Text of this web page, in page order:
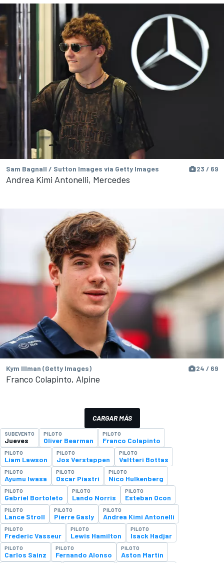
Sam Bagnall / Sutton Images via Getty Images 23 / 69
Andrea Kimi Antonelli, Mercedes
Kym Illman (Getty Images) 24 / 69
Franco Colapinto, Alpine
CARGAR MÁS
SUBEVENTO
Jueves
PILOTO
Oliver Bearman
PILOTO
Franco Colapinto
PILOTO
Liam Lawson
PILOTO
Jos Verstappen
PILOTO
Valtteri Bottas
PILOTO
Ayumu Iwasa
PILOTO
Oscar Piastri
PILOTO
Nico Hulkenberg
PILOTO
Gabriel Bortoleto
PILOTO
Lando Norris
PILOTO
Esteban Ocon
PILOTO
Lance Stroll
PILOTO
Pierre Gasly
PILOTO
Andrea Kimi Antonelli
PILOTO
Frederic Vasseur
PILOTO
Lewis Hamilton
PILOTO
Isack Hadjar
PILOTO
Carlos Sainz
PILOTO
Fernando Alonso
PILOTO
Aston Martin